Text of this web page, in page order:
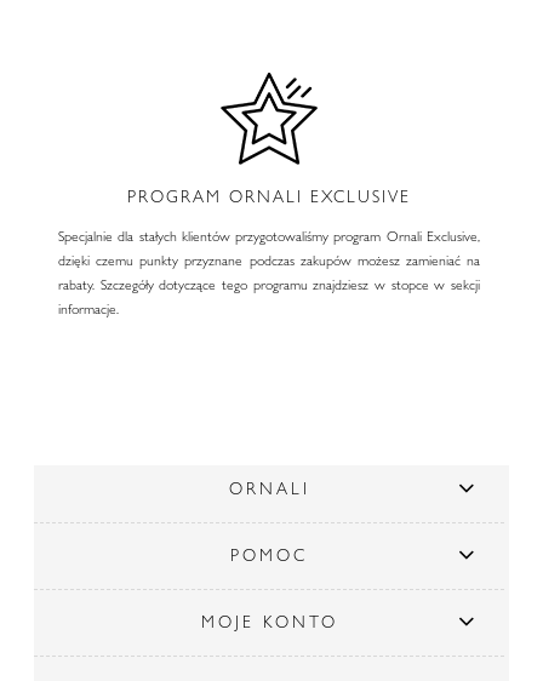
PROGRAM ORNALI EXCLUSIVE
Specjalnie dla stałych klientów przygotowaliśmy program Ornali Exclusive,
dzięki czemu punkty przyznane podczas zakupów możesz zamieniać na
rabaty. Szczegóły dotyczące tego programu znajdziesz w stopce w sekcji
informacje.
ORNALI
POMOC
MOJE KONTO